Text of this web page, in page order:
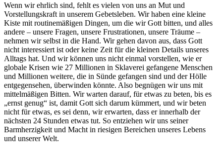
Wenn wir ehrlich sind, fehlt es vielen von uns an Mut und
Vorstellungskraft in unserem Gebetsleben. Wir haben eine kleine
Kiste mit routinemäßigen Dingen, um die wir Gott bitten, und alles
andere – unsere Fragen, unsere Frustrationen, unsere Träume –
nehmen wir selbst in die Hand. Wir gehen davon aus, dass Gott
nicht interessiert ist oder keine Zeit für die kleinen Details unseres
Alltags hat. Und wir können uns nicht einmal vorstellen, wie er
globale Krisen wie 27 Millionen in Sklaverei gefangene Menschen
und Millionen weitere, die in Sünde gefangen sind und der Hölle
entgegensehen, überwinden könnte. Also begnügen wir uns mit
mittelmäßigen Bitten. Wir warten darauf, für etwas zu beten, bis es
„ernst genug“ ist, damit Gott sich darum kümmert, und wir beten
nicht für etwas, es sei denn, wir erwarten, dass er innerhalb der
nächsten 24 Stunden etwas tut. So entziehen wir uns seiner
Barmherzigkeit und Macht in riesigen Bereichen unseres Lebens
und unserer Welt.